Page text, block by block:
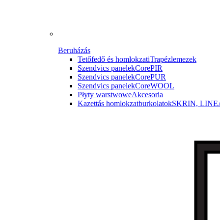
Beruházás
Tetőfedő és homlokzatiTrapézlemezek
Szendvics panelekCorePIR
Szendvics panelekCorePUR
Szendvics panelekCoreWOOL
Płyty warstwoweAkcesoria
Kazettás homlokzatburkolatokSKRIN,